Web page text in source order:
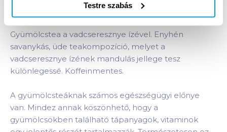
Testre szabás
Gárdonyi Teaház 20 filteres
vadcseresznye csipkebogyóvaltermékhez:
Gyümölcstea a vadcseresznye ízével. Enyhén
savanykás, üde teakompozíció, melyet a
vadcseresznye ízének mandulás jellege tesz
különlegessé. Koffeinmentes.
A gyümölcsteáknak számos egészségügyi előnye
van. Mindez annak köszönhető, hogy a
gyümölcsökben található tápanyagok, vitaminok